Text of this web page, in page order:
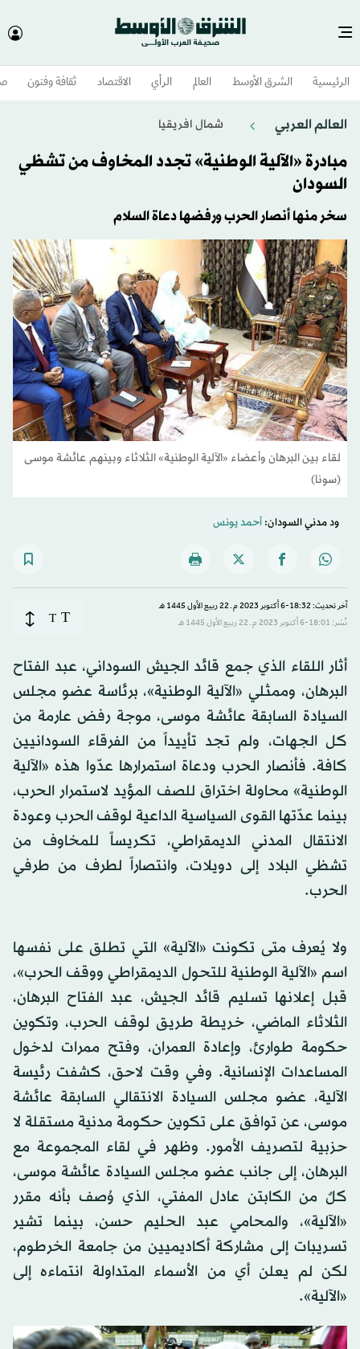
الرئيسية الشرق الأوسط​ العالم الرأي الاقتصاد ثقافة وفنون
العالم العربي شمال افريقيا
مبادرة «الآلية الوطنية» تجدد المخاوف من تشظي
السودان
سخر منها أنصار الحرب ورفضها دعاة السلام
لقاء بين البرهان وأعضاء «الآلية الوطنية» الثلاثاء وبينهم عائشة موسى
(سونا)
ود مدني السودان:أحمد يونس
آخر تحديث: 18:32-6 أكتوبر 2023 م ـ 22 ربيع الأول 1445 هـ
نُشر: 18:01-6 أكتوبر 2023 م ـ 22 ربيع الأول 1445 هـ
T
T
أثار اللقاء الذي جمع قائد الجيش السوداني، عبد الفتاح
البرهان، وممثلي «الآلية الوطنية»، برئاسة عضو مجلس
السيادة السابقة عائشة موسى، موجة رفض عارمة من
كل الجهات، ولم تجد تأييداً من الفرقاء السودانيين
كافة. فأنصار الحرب ودعاة استمرارها عدّوا هذه «الآلية
الوطنية» محاولة اختراق للصف المؤيد لاستمرار الحرب،
بينما عدّتها القوى السياسية الداعية لوقف الحرب وعودة
الانتقال المدني الديمقراطي، تكريساً للمخاوف من
تشظي البلاد إلى دويلات، وانتصاراً لطرف من طرفي
الحرب.
ولا يُعرف متى تكونت «الآلية» التي تطلق على نفسها
اسم «الآلية الوطنية للتحول الديمقراطي ووقف الحرب»،
قبل إعلانها تسليم قائد الجيش، عبد الفتاح البرهان،
الثلاثاء الماضي، خريطة طريق لوقف الحرب، وتكوين
حكومة طوارئ، وإعادة العمران، وفتح ممرات لدخول
المساعدات الإنسانية. وفي وقت لاحق، كشفت رئيسة
الآلية، عضو مجلس السيادة الانتقالي السابقة عائشة
موسى، عن توافق على تكوين حكومة مدنية مستقلة لا
حزبية لتصريف الأمور. وظهر في لقاء المجموعة مع
البرهان، إلى جانب عضو مجلس السيادة عائشة موسى،
كلٌ من الكابتن عادل المفتي، الذي وُصف بأنه مقرر
«الآلية»، والمحامي عبد الحليم حسن، بينما تشير
تسريبات إلى مشاركة أكاديميين من جامعة الخرطوم،
لكن لم يعلن أي من الأسماء المتداولة انتماءه إلى
«الآلية».